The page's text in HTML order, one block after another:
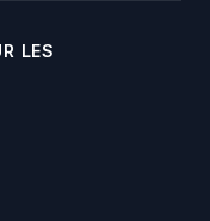
LES